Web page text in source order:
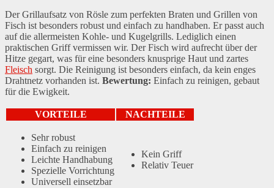
Der Grillaufsatz von Rösle zum perfekten Braten und Grillen von
Fisch ist besonders robust und einfach zu handhaben. Er passt auch
auf die allermeisten Kohle- und Kugelgrills. Lediglich einen
praktischen Griff vermissen wir. Der Fisch wird aufrecht über der
Hitze gegart, was für eine besonders knusprige Haut und zartes
Fleisch sorgt. Die Reinigung ist besonders einfach, da kein enges
Drahtnetz vorhanden ist. Bewertung: Einfach zu reinigen, gebaut
für die Ewigkeit.
VORTEILE NACHTEILE
Sehr robust
Einfach zu reinigen
Leichte Handhabung
Spezielle Vorrichtung
Universell einsetzbar
Kein Griff
Relativ Teuer